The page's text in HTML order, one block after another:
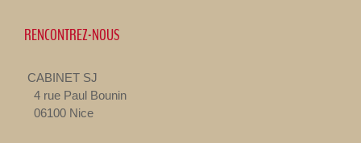
RENCONTREZ-NOUS
CABINET SJ
4 rue Paul Bounin
06100 Nice